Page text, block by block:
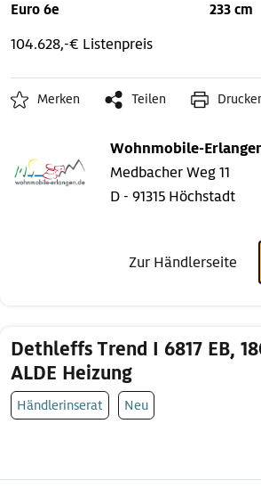
Euro 6e 233 cm
104.628,-€ Listenpreis
Merken Teilen
Wohnmobile-
Medbacher Weg 11
D - 91315 Höchstadt
Zur Händlerseite
Dethleffs Trend I 6817 EB,
ALDE Heizung
Händlerinserat Neu